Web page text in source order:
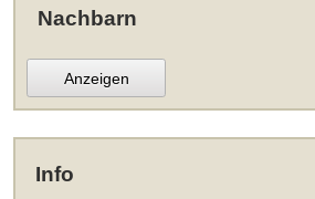
Nachbarn
Anzeigen
Info